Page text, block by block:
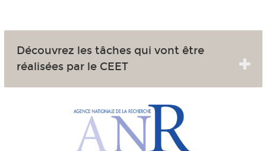
Découvrez les tâches qui vont être
réalisées par le CEET